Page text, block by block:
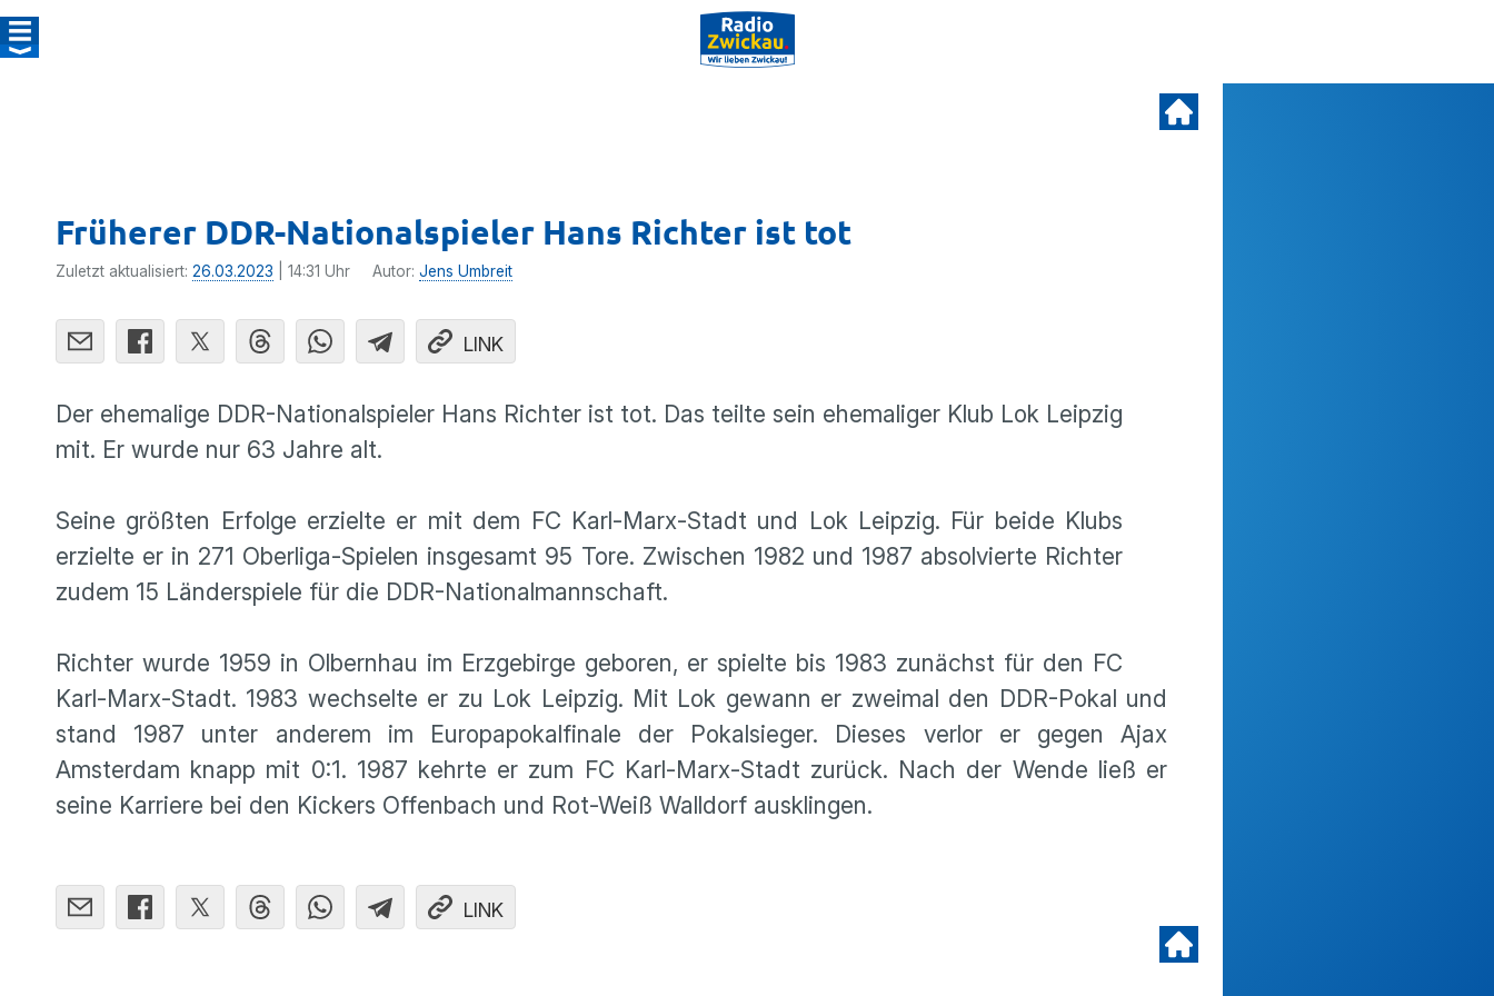
Früherer DDR-Nationalspieler Hans Richter ist tot
Zuletzt aktualisiert: 26.03.2023 | 14:31 Uhr Autor: Jens Umbreit
LINK
Der ehemalige DDR-Nationalspieler Hans Richter ist tot. Das teilte sein ehemaliger Klub Lok Leipzig
mit. Er wurde nur 63 Jahre alt.
Seine größten Erfolge erzielte er mit dem FC Karl-Marx-Stadt und Lok Leipzig. Für beide Klubs
erzielte er in 271 Oberliga-Spielen insgesamt 95 Tore. Zwischen 1982 und 1987 absolvierte Richter
zudem 15 Länderspiele für die DDR-Nationalmannschaft.
Richter wurde 1959 in Olbernhau im Erzgebirge geboren, er spielte bis 1983 zunächst für den FC
Karl-Marx-Stadt. 1983 wechselte er zu Lok Leipzig. Mit Lok gewann er zweimal den DDR-Pokal und
stand 1987 unter anderem im Europapokalfinale der Pokalsieger. Dieses verlor er gegen Ajax
Amsterdam knapp mit 0:1. 1987 kehrte er zum FC Karl-Marx-Stadt zurück. Nach der Wende ließ er
seine Karriere bei den Kickers Offenbach und Rot-Weiß Walldorf ausklingen.
LINK